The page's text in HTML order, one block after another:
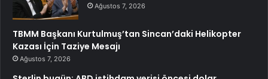
Ağustos 7, 2026
TBMM Başkanı Kurtulmuş’tan Sincan’daki Helikopter
Kazası İçin Taziye Mesajı
Ağustos 7, 2026